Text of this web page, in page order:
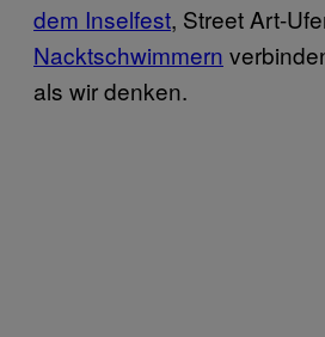
dem Inselfest, Street Art-
Nacktschwimmern
als wir denken.